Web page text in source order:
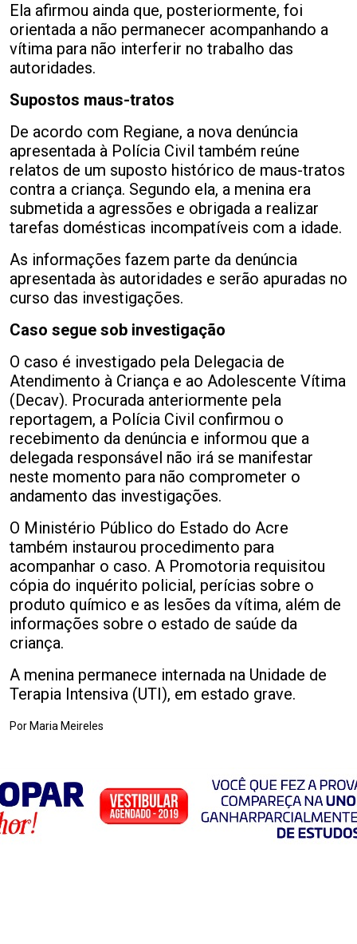
Ela afirmou ainda que, posteriormente, foi
orientada a não permanecer acompanhando a
vítima para não interferir no trabalho das
autoridades.
Supostos maus-tratos
De acordo com Regiane, a nova denúncia
apresentada à Polícia Civil também reúne
relatos de um suposto histórico de maus-tratos
contra a criança. Segundo ela, a menina era
submetida a agressões e obrigada a realizar
tarefas domésticas incompatíveis com a idade.
As informações fazem parte da denúncia
apresentada às autoridades e serão apuradas no
curso das investigações.
Caso segue sob investigação
O caso é investigado pela Delegacia de
Atendimento à Criança e ao Adolescente Vítima
(Decav). Procurada anteriormente pela
reportagem, a Polícia Civil confirmou o
recebimento da denúncia e informou que a
delegada responsável não irá se manifestar
neste momento para não comprometer o
andamento das investigações.
O Ministério Público do Estado do Acre
também instaurou procedimento para
acompanhar o caso. A Promotoria requisitou
cópia do inquérito policial, perícias sobre o
produto químico e as lesões da vítima, além de
informações sobre o estado de saúde da
criança.
A menina permanece internada na Unidade de
Terapia Intensiva (UTI), em estado grave.
Por Maria Meireles